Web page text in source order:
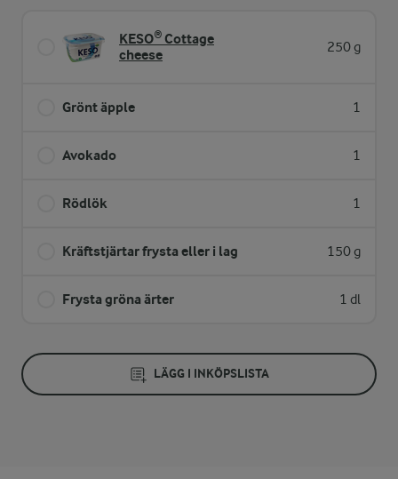
KESO® Cottage
cheese
250 g
Grönt äpple 1
Avokado 1
Rödlök 1
Kräftstjärtar frysta eller i lag 150 g
Frysta gröna ärter 1 dl
LÄGG I INKÖPSLISTA